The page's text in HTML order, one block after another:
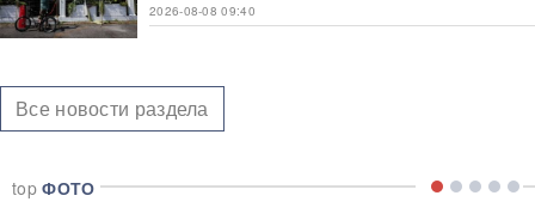
2026-08-08 09:40
Все новости раздела
topФОТО